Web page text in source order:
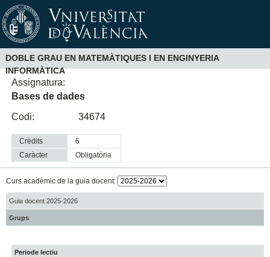
DOBLE GRAU EN MATEMÀTIQUES I EN ENGINYERIA
INFORMÀTICA
Assignatura:
Bases de dades
Codi:
34674
Crèdits
6
Caràcter
obligatòria
Curs acadèmic de la guia docent:
Guia docent 2025-2026
Grups
Periode lectiu